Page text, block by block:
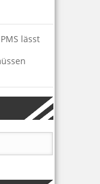
lässt